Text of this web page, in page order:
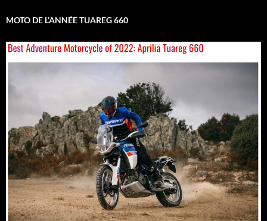
MOTO DE L’ANNÉE TUAREG 660